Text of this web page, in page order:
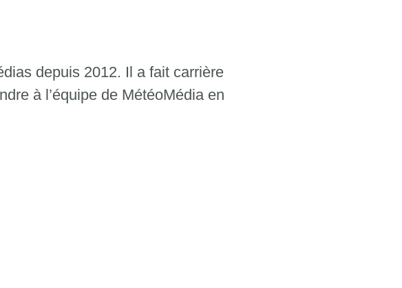
depuis 2012. Il a fait carrière
à l’équipe de MétéoMédia en